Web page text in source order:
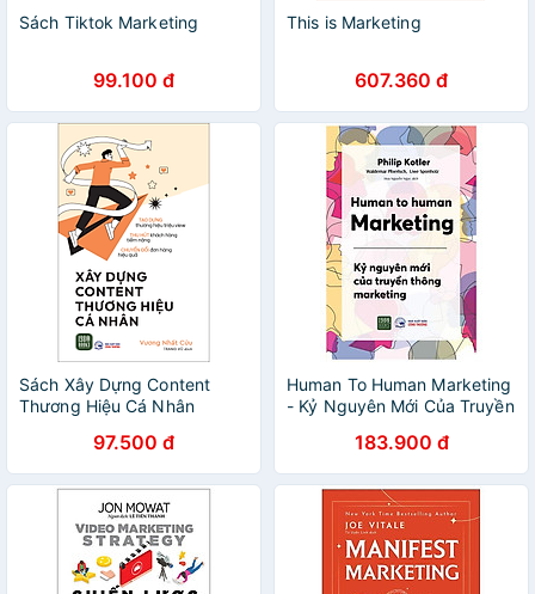
Sách Tiktok Marketing
99.100 đ
This is Marketing
607.360 đ
Sách Xây Dựng Content
Thương Hiệu Cá Nhân
97.500 đ
Human To Human Marketing
- Kỷ Nguyên Mới Của Truyền
183.900 đ